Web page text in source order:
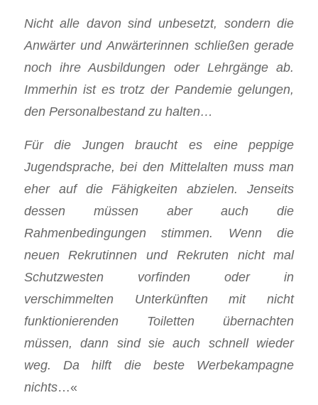
Nicht alle davon sind unbesetzt, sondern die
Anwärter und Anwärterinnen schließen gerade
noch ihre Ausbildungen oder Lehrgänge ab.
Immerhin ist es trotz der Pandemie gelungen,
den Personalbestand zu halten…
Für die Jungen braucht es eine peppige
Jugendsprache, bei den Mittelalten muss man
eher auf die Fähigkeiten abzielen. Jenseits
dessen müssen aber auch die
Rahmenbedingungen stimmen. Wenn die
neuen Rekrutinnen und Rekruten nicht mal
Schutzwesten vorfinden oder in
verschimmelten Unterkünften mit nicht
funktionierenden Toiletten übernachten
müssen, dann sind sie auch schnell wieder
weg. Da hilft die beste Werbekampagne
nichts…«